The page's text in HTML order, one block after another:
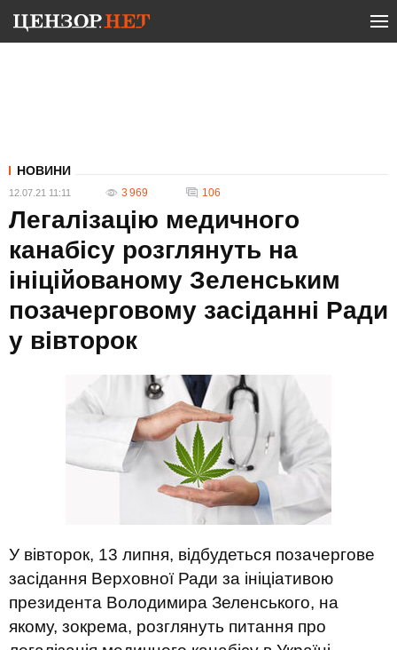
НОВИНИ
12.07.21 11:11 3 969 106
Легалізацію медичного
канабісу розглянуть на
ініційованому Зеленським
позачерговому засіданні Ради
у вівторок
У вівторок, 13 липня, відбудеться позачергове
засідання Верховної Ради за ініціативою
президента Володимира Зеленського, на
якому, зокрема, розглянуть питання про